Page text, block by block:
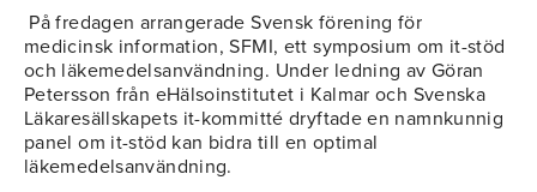
På fredagen arrangerade Svensk förening för
medicinsk information, SFMI, ett symposium om it-stöd
och läkemedelsanvändning. Under ledning av Göran
Petersson från eHälsoinstitutet i Kalmar och Svenska
Läkaresällskapets it-kommitté dryftade en namnkunnig
panel om it-stöd kan bidra till en optimal
läkemedelsanvändning.